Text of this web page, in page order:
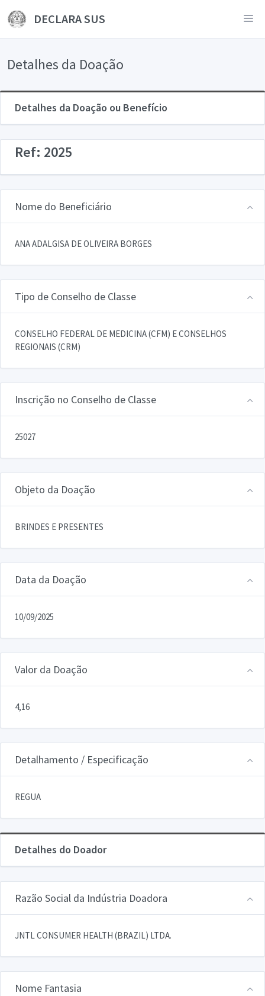
DECLARA SUS
Detalhes da Doação
Detalhes da Doação ou Benefício
Ref: 2025
Nome do Beneficiário
ANA ADALGISA DE OLIVEIRA BORGES
Tipo de Conselho de Classe
CONSELHO FEDERAL DE MEDICINA (CFM) E CONSELHOS
REGIONAIS (CRM)
Inscrição no Conselho de Classe
25027
Objeto da Doação
BRINDES E PRESENTES
Data da Doação
10/09/2025
Valor da Doação
4,16
Detalhamento / Especificação
REGUA
Detalhes do Doador
Razão Social da Indústria Doadora
JNTL CONSUMER HEALTH (BRAZIL) LTDA.
Nome Fantasia